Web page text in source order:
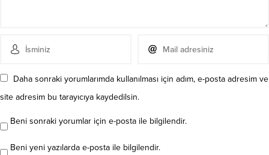
Daha sonraki yorumlarımda kullanılması için adım, e-posta adresim ve
site adresim bu tarayıcıya kaydedilsin.
Beni sonraki yorumlar için e-posta ile bilgilendir.
Beni yeni yazılarda e-posta ile bilgilendir.